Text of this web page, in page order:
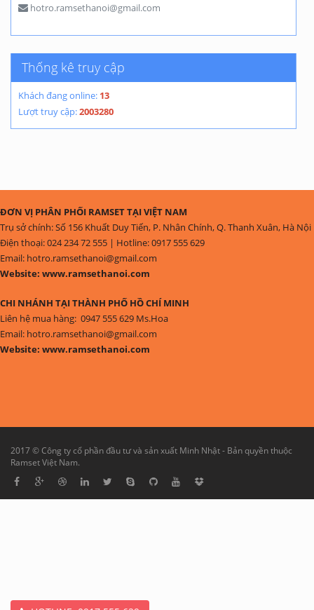
hotro.ramsethanoi@gmail.com
Thống kê truy cập
Khách đang online: 13
Lượt truy cập:2003280
ĐƠN VỊ PHÂN PHỐI RAMSET TẠI VIỆT NAM
Trụ sở chính: Số 156 Khuất Duy Tiến, P. Nhân Chính, Q. Thanh Xuân, Hà Nội
Điện thoại: 024 234 72 555 | Hotline: 0917 555 629
Email: hotro.ramsethanoi@gmail.com
Website: www.ramsethanoi.com
CHI NHÁNH TẠI THÀNH PHỐ HỒ CHÍ MINH
Liên hệ mua hàng: 0947 555 629 Ms.Hoa
Email: hotro.ramsethanoi@gmail.com
Website: www.ramsethanoi.com
2017 © Công ty cổ phần đầu tư và sản xuất Minh Nhật - Bản quyền thuộc
Ramset Việt Nam.